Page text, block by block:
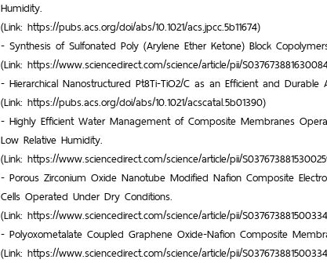
Humidity.
(Link: https://pubs.acs.org/doi/abs/10.1021/acs.jpcc.5b11674)
- Synthesis of Sulfonated Poly (Arylene Ether Ketone) Block
(Link: https://www.sciencedirect.com/science/article/pii/
- Hierarchical Nanostructured Pt8Ti-TiO2/C as an Efficient and
(Link: https://pubs.acs.org/doi/abs/10.1021/acscatal.5b01390)
- Highly Efficient Water Management of Composite Membranes
Low Relative Humidity.
(Link: https://www.sciencedirect.com/science/article/pii/
- Porous Zirconium Oxide Nanotube Modified Nafion Composite
Cells Operated Under Dry Conditions.
(Link: https://www.sciencedirect.com/science/article/pii/
- Polyoxometalate Coupled Graphene Oxide-Nafion Composite
(Link: https://www.sciencedirect.com/science/article/pii/